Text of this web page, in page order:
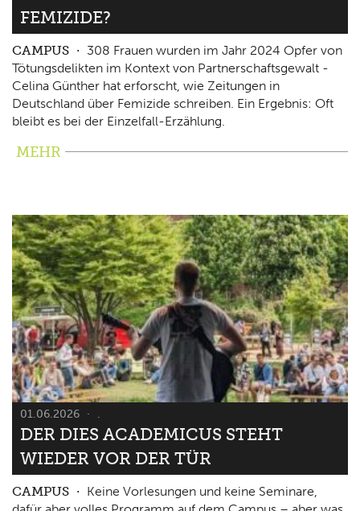
FEMIZIDE?
CAMPUS
308 Frauen wurden im Jahr 2024 Opfer von
Tötungsdelikten im Kontext von Partnerschaftsgewalt -
Celina Günther hat erforscht, wie Zeitungen in
Deutschland über Femizide schreiben. Ein Ergebnis: Oft
bleibt es bei der Einzelfall-Erzählung.
MEHR
01.06.2026 .
DER DIES ACADEMICUS STEHT
WIEDER VOR DER TÜR
CAMPUS
Keine Vorlesungen und keine Seminare,